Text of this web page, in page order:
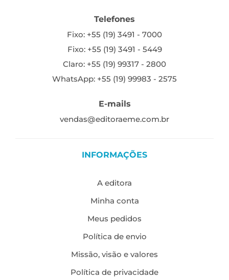
Telefones
Fixo: +55 (19) 3491 - 7000
Fixo: +55 (19) 3491 - 5449
Claro: +55 (19) 99317 - 2800
WhatsApp: +55 (19) 99983 - 2575
E-mails
vendas@editoraeme.com.br
INFORMAÇÕES
A editora
Minha conta
Meus pedidos
Política de envio
Missão, visão e valores
Política de privacidade